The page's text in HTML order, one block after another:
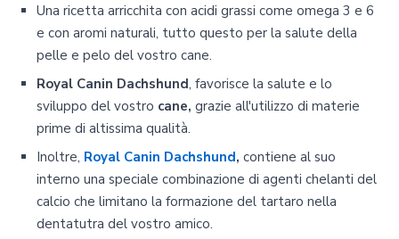
Una ricetta arricchita con acidi grassi come omega 3 e 6
e con aromi naturali, tutto questo per la salute della
pelle e pelo del vostro cane.
Royal Canin Dachshund, favorisce la salute e lo
sviluppo del vostro cane, grazie all'utilizzo di materie
prime di altissima qualità.
Inoltre, Royal Canin Dachshund, contiene al suo
interno una speciale combinazione di agenti chelanti del
calcio che limitano la formazione del tartaro nella
dentatutra del vostro amico.